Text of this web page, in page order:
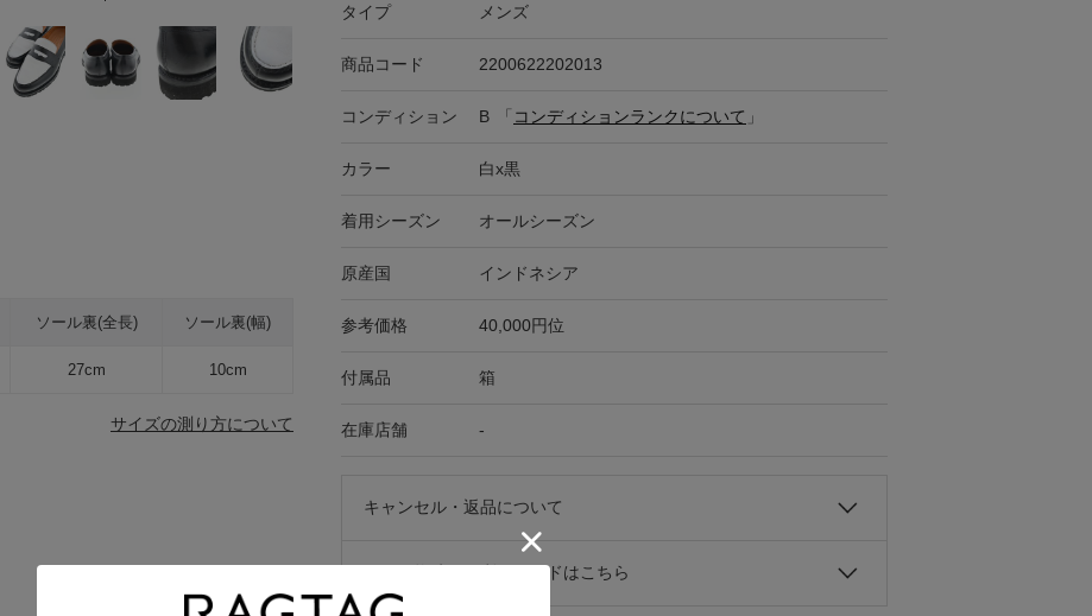
ソール裏(全長) ソール裏(幅)
27cm 10cm
サイズの測り方について
タイプ メンズ
商品コード 2200622202013
コンディション B 「 コンディションランクについて 」
カラー 白x黒
着用シーズン オールシーズン
原産国 インドネシア
参考価格 40,000円位
付属品 箱
在庫店舗 -
キャンセル・返品について
お買い物時のご利用ガイドはこちら